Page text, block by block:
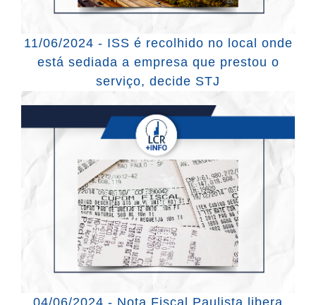
11/06/2024 - ISS é recolhido no local onde
está sediada a empresa que prestou o
serviço, decide STJ